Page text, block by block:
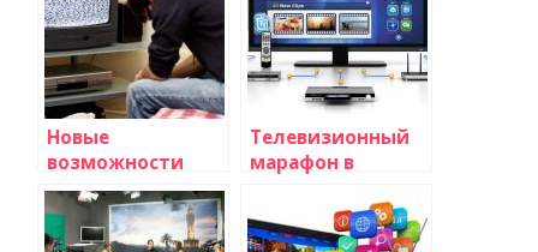
Новые
возможности
интерактивного
телевидения
Телевизионный
марафон в
благотворительной
акции